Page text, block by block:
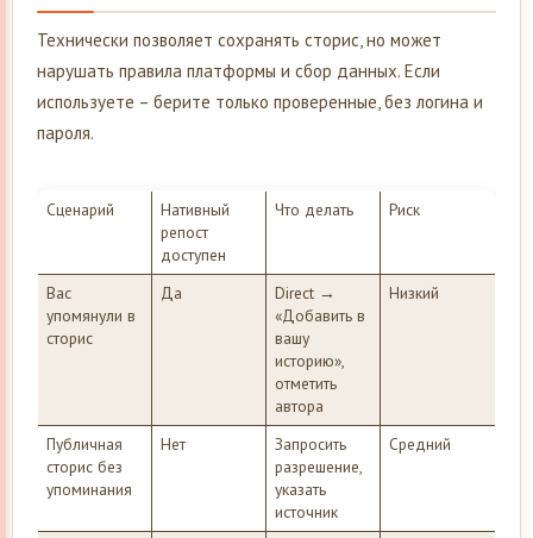
Технически позволяет сохранять сторис, но может
нарушать правила платформы и сбор данных. Если
используете – берите только проверенные, без логина и
пароля.
Сценарий
Нативный
репост
доступен
Что делать Риск
Вас
упомянули в
сторис
Да
Direct →
«Добавить в
вашу
историю»,
отметить
автора
Низкий
Публичная
сторис без
упоминания
Нет
Запросить
разрешение,
указать
источник
Средний